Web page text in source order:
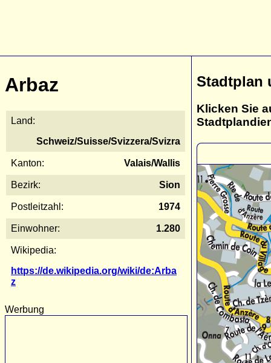
Arbaz
Land:
Schweiz/Suisse/Svizzera/Svizra
Kanton: Valais/Wallis
Bezirk: Sion
Postleitzahl: 1974
Einwohner: 1.280
Wikipedia:
https://de.wikipedia.org/wiki/de:Arba
z
Werbung
Stadtplan
Klicken Sie